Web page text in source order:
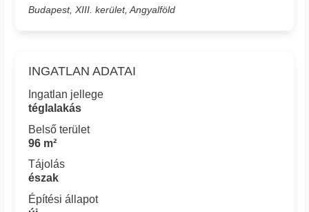
Budapest, XIII. kerület, Angyalföld
INGATLAN ADATAI
Ingatlan jellege
téglalakás
Belső terület
96 m²
Tájolás
észak
Építési állapot